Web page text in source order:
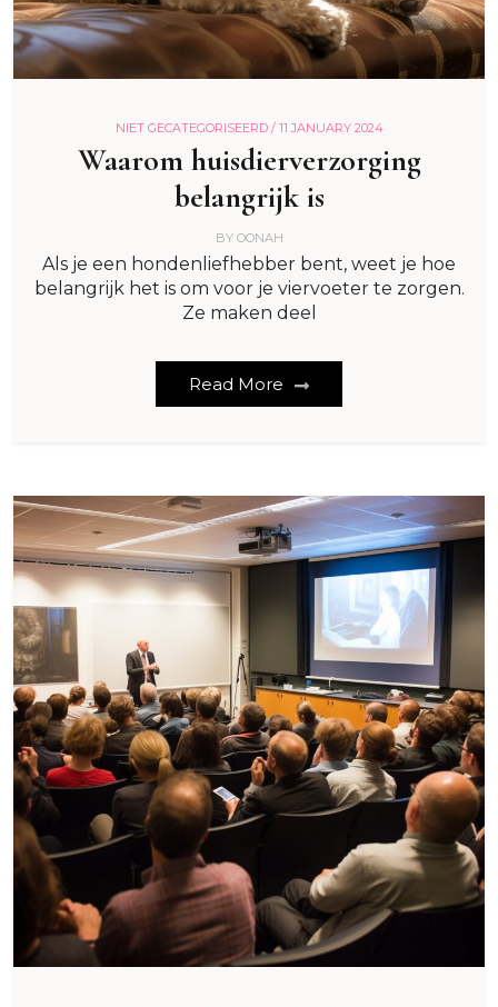
NIET GECATEGORISEERD /11 JANUARY 2024
Waarom huisdierverzorging
belangrijk is
BY OONAH
Als je een hondenliefhebber bent, weet je hoe
belangrijk het is om voor je viervoeter te zorgen.
Ze maken deel
Read More